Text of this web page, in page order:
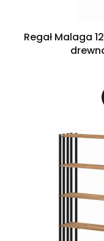
Regał Malaga